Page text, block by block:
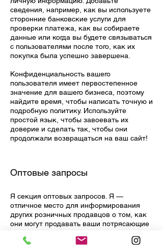
сведения, например, как вы используете
сторонние банковские услуги для
проверки платежа, как вы собираете
данные или когда вы будете связываться
с пользователями после того, как их
покупка была успешно завершена.
Конфиденциальность вашего
пользователя имеет первостепенное
значение для вашего бизнеса, поэтому
найдите время, чтобы написать точную и
подробную политику. Используйте
простой язык, чтобы завоевать их
доверие и сделать так, чтобы они
продолжали возвращаться на ваш сайт!
Оптовые запросы
Я секция оптовых запросов. Я —
отличное место для информирования
других розничных продавцов о том, как
они могут продавать ваши потрясающие
предоставьте как можно больше